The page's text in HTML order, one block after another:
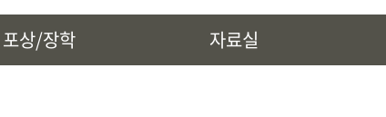
포상/장학 자료실
· 시조 및 본관유래
· 상하송촌리에 대하여
· 대전회덕 거주이유
· 삼강려 애각